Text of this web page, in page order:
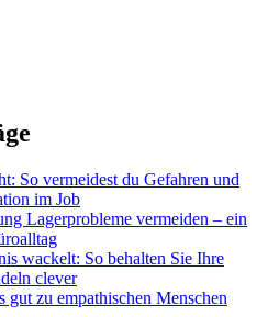
So vermeidest du Gefahren und
im Job
Lagerprobleme vermeiden – ein
wackelt: So behalten Sie Ihre
clever
gut zu empathischen Menschen